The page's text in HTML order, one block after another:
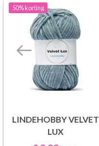
50%korting
LINDEHOBBY VELVET
LUX